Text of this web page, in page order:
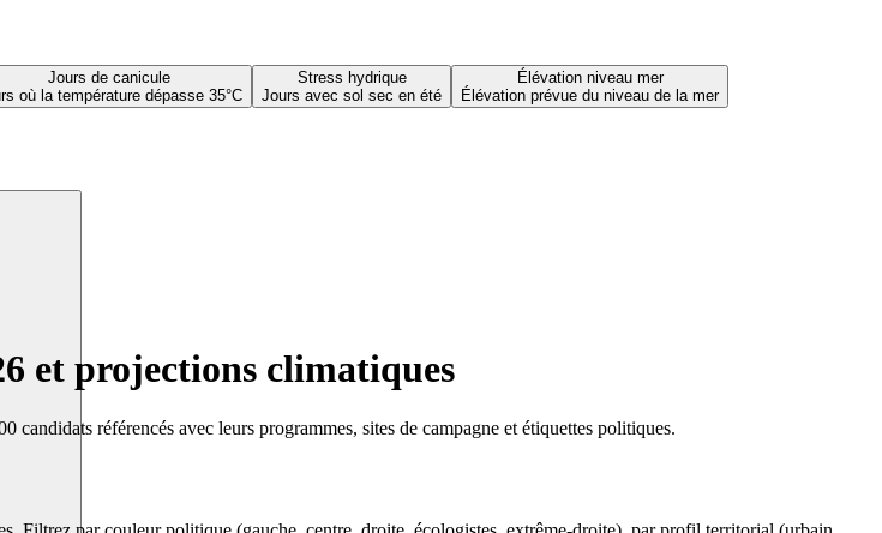
Jours de canicule
où la température dépasse 35°C
Stress hydrique
Jours avec sol sec en été
Élévation niveau mer
Élévation prévue du niveau de la mer
et projections climatiques
référencés avec leurs programmes, sites de campagne et étiquettes politiques.